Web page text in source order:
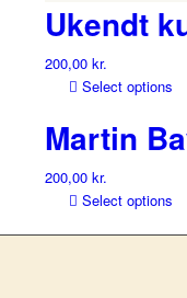
Ukendt
200,00 kr.
Select options
Martin
200,00 kr.
Select options